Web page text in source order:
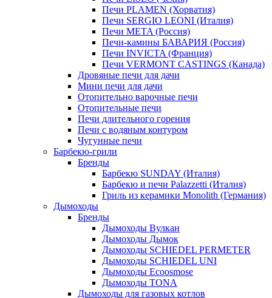
Печи PLAMEN (Хорватия)
Печи SERGIO LEONI (Италия)
Печи META (Россия)
Печи-камины БАВАРИЯ (Россия)
Печи INVICTA (Франция)
Печи VERMONT CASTINGS (Канада)
Дровяные печи для дачи
Мини печи для дачи
Отопительно варочные печи
Отопительные печи
Печи длительного горения
Печи с водяным контуром
Чугунные печи
Барбекю-грили
Бренды
Барбекю SUNDAY (Италия)
Барбекю и печи Palazzetti (Италия)
Гриль из керамики Monolith (Германия)
Дымоходы
Бренды
Дымоходы Вулкан
Дымоходы Дымок
Дымоходы SCHIEDEL PERMETER
Дымоходы SCHIEDEL UNI
Дымоходы Ecoosmose
Дымоходы TONA
Дымоходы для газовых котлов